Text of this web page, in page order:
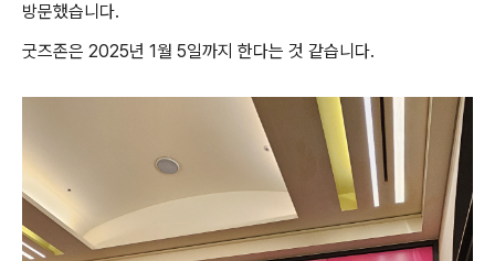
방문했습니다.
굿즈존은 2025년 1월 5일까지 한다는 것 같습니다.